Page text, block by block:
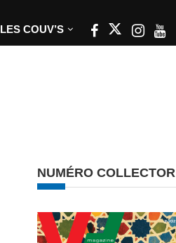
LES COUV’S
NUMÉRO COLLECTOR